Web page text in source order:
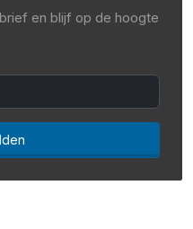
en blijf op de hoogte